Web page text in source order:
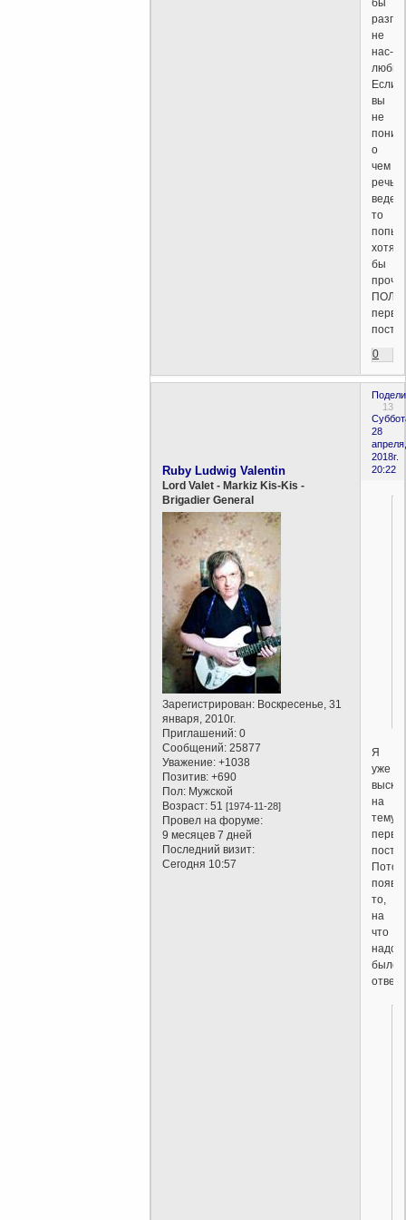
бы
не
нас-
Если
вы
не
о
чем
речь
то
хотя
бы
пост.
0
13
28
апреля,
2018г.
20:22
Ruby Ludwig Valentin
Lord Valet - Markiz Kis-Kis -
Brigadier General
Зарегистрирован: Воскресенье, 31
января, 2010г.
Приглашений: 0
Сообщений: 25877
Уважение: +1038
Позитив: +690
Пол: Мужской
Возраст: 51[1974-11-28]
Провел на форуме:
9 месяцев 7 дней
Последний визит:
Сегодня 10:57
Я
уже
на
тему
поста.
Потом
то,
на
что
надо
было